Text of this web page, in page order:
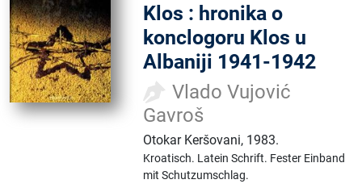
Klos : hronika o
konclogoru Klos u
Albaniji 1941-1942
Vlado Vujović
Gavroš
Otokar Keršovani, 1983.
Kroatisch. Latein Schrift. Fester Einband
mit Schutzumschlag.